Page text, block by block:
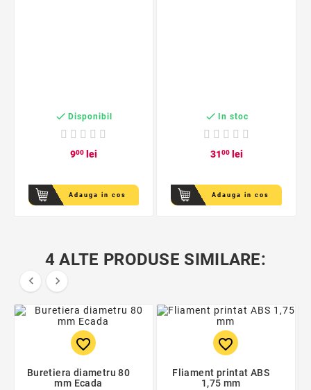
 Disponibil
900lei
Adauga in cos
 In stoc
3100lei
Adauga in cos
4 ALTE PRODUSE SIMILARE:
 
favorite_border
Buretiera diametru 80
mm Ecada
favorite_border
Fliament printat ABS
1,75 mm